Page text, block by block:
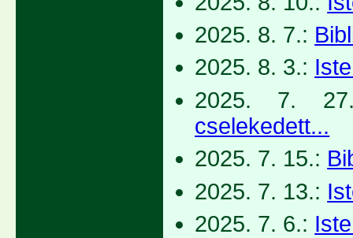
2025. 8. 7.:
2025. 8. 3.:
2025. 7.
cselekedett...
2025. 7. 15.:
2025. 7. 13.:
2025. 7. 6.: